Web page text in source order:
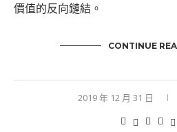
價值的反向鏈結。
CONTINUE
2019 年 12 月 31 日